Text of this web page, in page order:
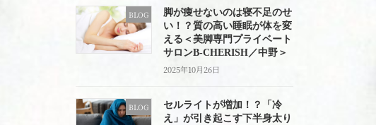
BLOG
脚が痩せないのは寝不足のせ
い！？質の高い睡眠が体を変
える＜美脚専門プライベート
サロンB-CHERISH／中野＞
2025年10月26日
BLOG
セルライトが増加！？「冷
え」が引き起こす下半身太り